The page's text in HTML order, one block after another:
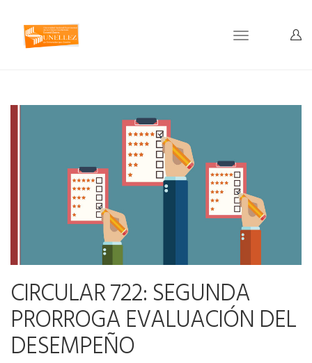
Toggle
CIRCULAR 722: SEGUNDA
PRORROGA EVALUACIÓN DEL
DESEMPEÑO